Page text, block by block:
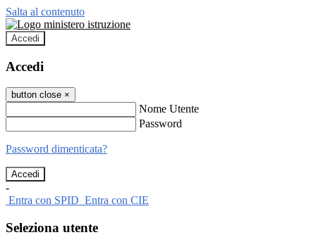
Salta al contenuto
Accedi
Accedi
button close ×
Nome Utente
Password
Password dimenticata?
-
Entra con SPID Entra con CIE
Seleziona utente